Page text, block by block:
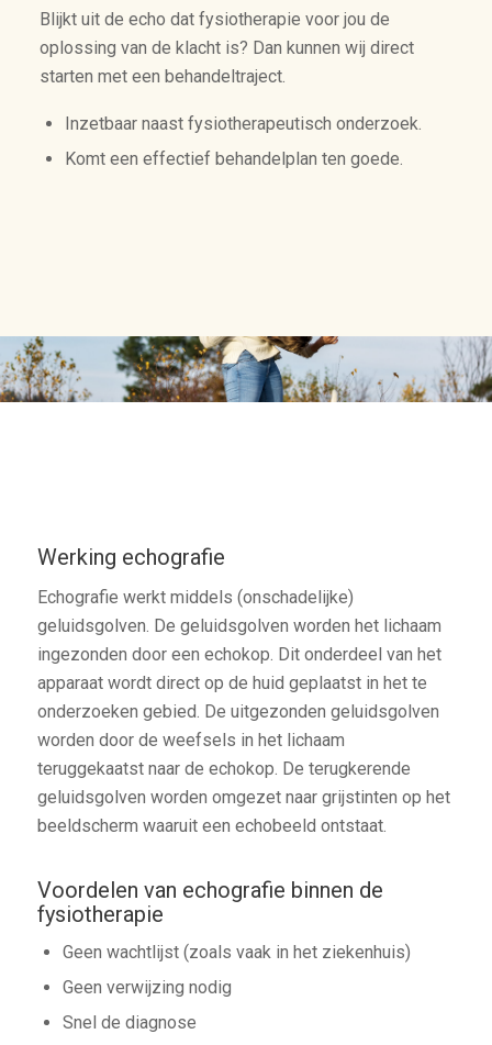
Blijkt uit de echo dat fysiotherapie voor jou de
oplossing van de klacht is? Dan kunnen wij direct
starten met een behandeltraject.
Inzetbaar naast fysiotherapeutisch onderzoek.
Komt een effectief behandelplan ten goede.
Werking echografie
Echografie werkt middels (onschadelijke)
geluidsgolven. De geluidsgolven worden het lichaam
ingezonden door een echokop. Dit onderdeel van het
apparaat wordt direct op de huid geplaatst in het te
onderzoeken gebied. De uitgezonden geluidsgolven
worden door de weefsels in het lichaam
teruggekaatst naar de echokop. De terugkerende
geluidsgolven worden omgezet naar grijstinten op het
beeldscherm waaruit een echobeeld ontstaat.
Voordelen van echografie binnen de
fysiotherapie
Geen wachtlijst (zoals vaak in het ziekenhuis)
Geen verwijzing nodig
Snel de diagnose